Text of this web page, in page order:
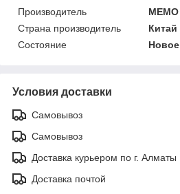
Производитель
MEMO
Страна производитель
Китай
Состояние
Новое
Условия доставки
Самовывоз
Самовывоз
Доставка курьером по г. Алматы
Доставка почтой